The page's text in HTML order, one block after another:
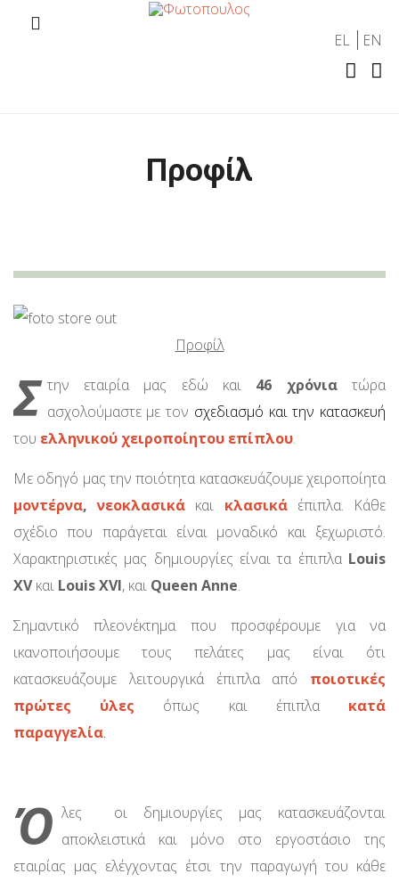
EL EN
Προφίλ
Προφίλ
Σ την εταιρία μας εδώ και 46 χρόνιατώρα
ασχολούμαστε με τον σχεδιασμό και την κατασκευή
του ελληνικού χειροποίητου επίπλου.
Με οδηγό μας την ποιότητα κατασκευάζουμε χειροποίητα
μοντέρνα,νεοκλασικά και κλασικάέπιπλα. Κάθε
σχέδιο που παράγεται είναι μοναδικό και ξεχωριστό.
Χαρακτηριστικές μας δημιουργίες είναι τα έπιπλα Louis
XVκαι Louis XVI, και Queen Anne.
Σημαντικό πλεονέκτημα που προσφέρουμε για να
ικανοποιήσουμε τους πελάτες μας είναι ότι
κατασκευάζουμε λειτουργικά έπιπλα από ποιοτικές
πρώτες ύλες όπως και έπιπλα κατά
παραγγελία.
Ό λες οι δημιουργίες μας κατασκευάζονται
αποκλειστικά και μόνο στο εργοστάσιο της
εταιρίας μας ελέγχοντας έτσι την παραγωγή του κάθε